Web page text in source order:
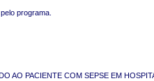
programa.
AO PACIENTE COM SEPSE EM